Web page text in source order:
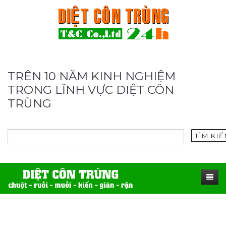
TRÊN 10 NĂM KINH NGHIỆM
TRONG LĨNH VỰC DIỆT CÔN
TRÙNG
TÌM